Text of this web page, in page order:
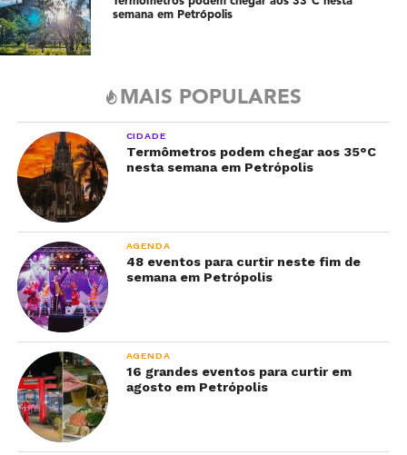
semana em Petrópolis
MAIS POPULARES
CIDADE
Termômetros podem chegar aos 35°C
nesta semana em Petrópolis
AGENDA
48 eventos para curtir neste fim de
semana em Petrópolis
AGENDA
16 grandes eventos para curtir em
agosto em Petrópolis